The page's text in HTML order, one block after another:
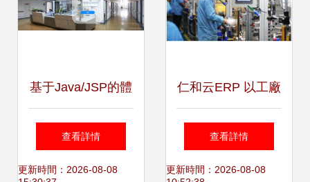
基于Java/JSP的體
檢中心健康管理系
統設計與計算機系
查看詳情
更新時間：2026-08-08
仁和云ERP 以工廠
ERP系統軟件與計
算機系統集成驅動
查看詳情
更新時間：2026-08-08